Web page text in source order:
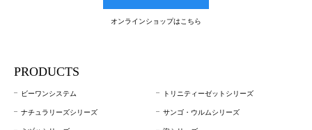
オンラインショップはこちら
PRODUCTS
ビーワンシステム
ナチュラリーズシリーズ
トリニティーゼットシリーズ
サンゴ・ウルムシリーズ